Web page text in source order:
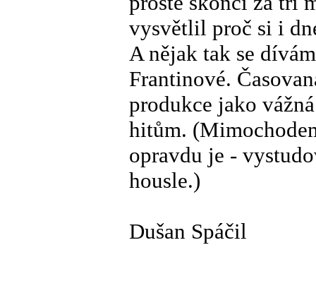
vysvětlil proč si i
A nějak tak se
Frantinové.
produkce jako
hitům.
opravdu je -
housle.)
Dušan Spáčil